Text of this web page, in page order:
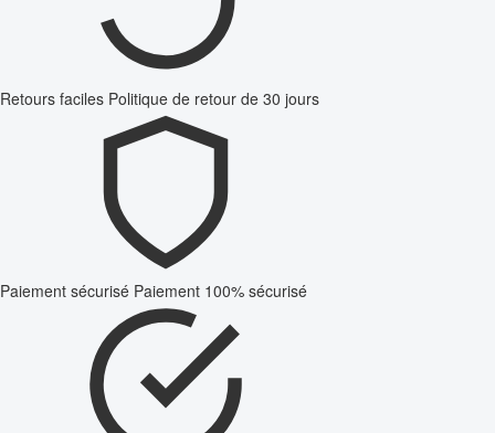
Retours faciles Politique de retour de 30 jours
Paiement sécurisé Paiement 100% sécurisé